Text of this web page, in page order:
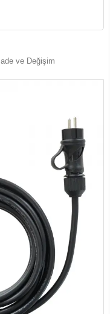
İade ve Değişim